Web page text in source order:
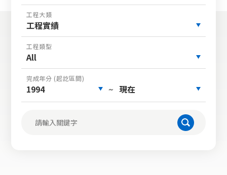
工程大類
工程實績
工程類型
All
完成年分 (起訖區間)
1994 ~ 現在